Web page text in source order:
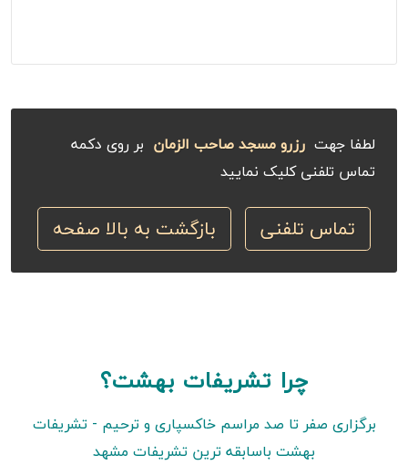
لطفا جهت رزرو مسجد صاحب الزمان بر روی دکمه
تماس تلفنی کلیک نمایید
تماس تلفنی بازگشت به بالا صفحه
چرا تشریفات بهشت؟
برگزاری صفر تا صد مراسم خاکسپاری و ترحیم - تشریفات
بهشت باسابقه ترین تشریفات مشهد